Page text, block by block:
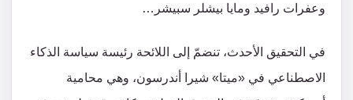
وعفرات رافيد ومايا بيشلر سبيشر…
في التحقيق الأحدث، تنضمّ إلى اللائحة رئيسة سياسة الذكاء
الاصطناعي في «ميتا» شيرا أندرسون، وهي محامية